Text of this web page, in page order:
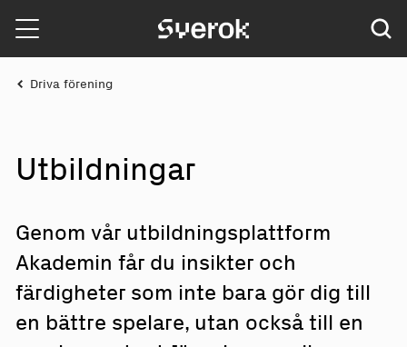
Sverok
Driva förening
Utbildningar
Genom vår utbildningsplattform
Akademin får du insikter och
färdigheter som inte bara gör dig till
en bättre spelare, utan också till en